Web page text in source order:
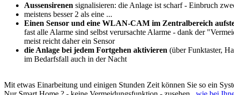
Aussensirenen signalisieren: die Anlage ist scharf - Einbruch
meistens besser 2 als eine ...
Einen Sensor und eine WLAN-CAM im Zentralbereich
fast alle Alarme sind selbst verursachte Alarme - dank der
meist reicht daher ein Sensor
die Anlage bei jedem Fortgehen aktivieren (über Funktaster,
im Bedarfsfall auch in der Nacht
Mit etwas Einarbeitung und einigen Stunden Zeit können Sie so ein